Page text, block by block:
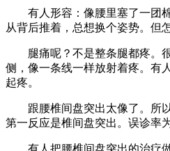
有人形容：像腰里塞了一团棉
从背后推着，总想换个姿势。但
腿痛呢？不是整条腿都疼。
侧，像一条线一样放射着疼。有
起疼。
跟腰椎间盘突出太像了。所以
第一反应是椎间盘突出。误诊率
有人把腰椎间盘突出的治疗